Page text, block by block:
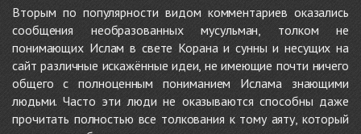
Вторым по популярности видом комментариев оказались
сообщения необразованных мусульман, толком не
понимающих Ислам в свете Корана и сунны и несущих на
сайт различные искажённые идеи, не имеющие почти ничего
общего с полноценным пониманием Ислама знающими
людьми. Часто эти люди не оказываются способны даже
прочитать полностью все толкования к тому аяту, который